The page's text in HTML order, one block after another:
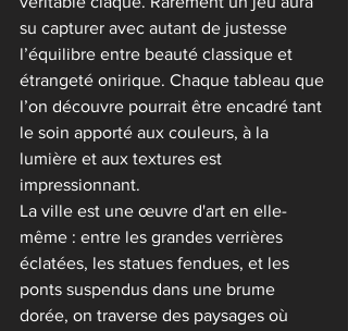
su capturer avec autant de justesse
l’équilibre entre beauté classique et
étrangeté onirique. Chaque tableau que
l’on découvre pourrait être encadré tant
le soin apporté aux couleurs, à la
lumière et aux textures est
impressionnant.
La ville est une œuvre d'art en elle-
même : entre les grandes verrières
éclatées, les statues fendues, et les
ponts suspendus dans une brume
dorée, on traverse des paysages où